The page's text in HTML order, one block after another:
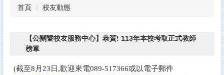
首頁 校友動態
【公關暨校友服務中心】恭賀! 113年本校考取正式教師
榜單
(截至8月23日,歡迎來電089-517366或以電子郵件